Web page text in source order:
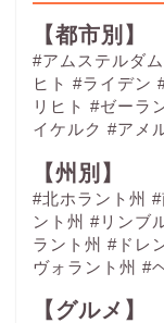
【都市別】
#アムステルダム
ヒト #ライデン
リヒト #ゼーラ
イケルク #アメ
【州別】
#北ホラント州
ント州 #リンブ
ラント州 #ドレ
ヴォラント州 #
【グルメ】